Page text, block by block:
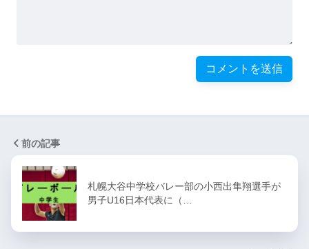
前の記事
札幌大谷中学校バレー部の小西出隼翔選手が
男子U16日本代表に（…